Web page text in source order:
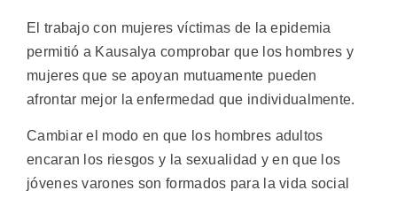
El trabajo con mujeres víctimas de la epidemia
permitió a Kausalya comprobar que los hombres y
mujeres que se apoyan mutuamente pueden
afrontar mejor la enfermedad que individualmente.
Cambiar el modo en que los hombres adultos
encaran los riesgos y la sexualidad y en que los
jóvenes varones son formados para la vida social